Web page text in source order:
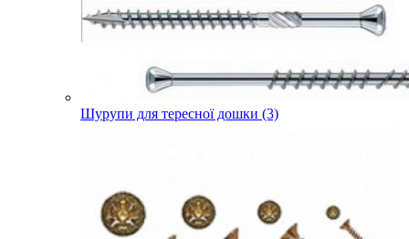
Шурупи для тересної дошки (3)